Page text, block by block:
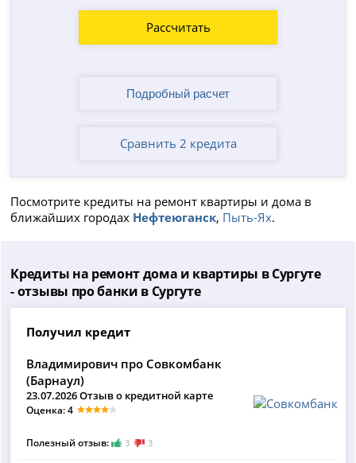
Рассчитать
Сравнить 2 кредита
Посмотрите кредиты на ремонт квартиры и дома в
ближайших городах Нефтеюганск, Пыть-Ях.
Кредиты на ремонт дома и квартиры в Сургуте
- отзывы про банки в Сургуте
Получил кредит
Владимирович про Совкомбанк
(Барнаул)
23.07.2026 Отзыв о кредитной карте
Оценка: 4
Полезный отзыв: 3 3